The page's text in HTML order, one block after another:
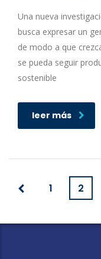
Una nueva
busca expresar un
de modo a que
se pueda seguir
sostenible
leer más
1 2